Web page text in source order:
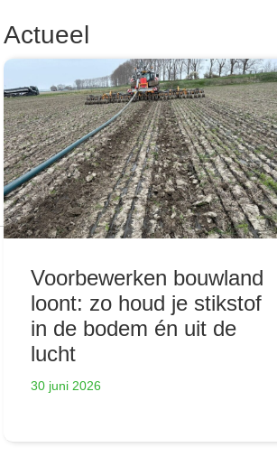
Actueel
Voorbewerken bouwland
loont: zo houd je stikstof
in de bodem én uit de
lucht
30 juni 2026